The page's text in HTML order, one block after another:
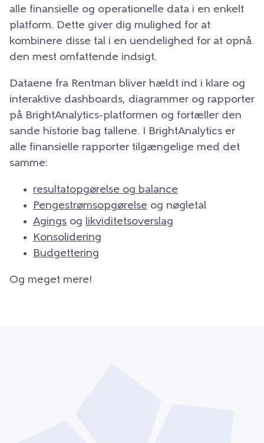
alle finansielle og operationelle data i en enkelt
platform. Dette giver dig mulighed for at
kombinere disse tal i en uendelighed for at opnå
den mest omfattende indsigt.
Dataene fra Rentman bliver hældt ind i klare og
interaktive dashboards, diagrammer og rapporter
på BrightAnalytics-platformen og fortæller den
sande historie bag tallene. I BrightAnalytics er
alle finansielle rapporter tilgængelige med det
samme:
resultatopgørelse og balance
Pengestrømsopgørelse og nøgletal
Agings og likviditetsoverslag
Konsolidering
Budgettering
Og meget mere!